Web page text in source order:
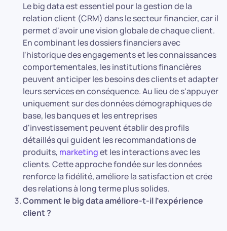
Le big data est essentiel pour la gestion de la
relation client (CRM) dans le secteur financier, car il
permet d'avoir une vision globale de chaque client.
En combinant les dossiers financiers avec
l'historique des engagements et les connaissances
comportementales, les institutions financières
peuvent anticiper les besoins des clients et adapter
leurs services en conséquence. Au lieu de s'appuyer
uniquement sur des données démographiques de
base, les banques et les entreprises
d'investissement peuvent établir des profils
détaillés qui guident les recommandations de
produits, marketinget les interactions avec les
clients. Cette approche fondée sur les données
renforce la fidélité, améliore la satisfaction et crée
des relations à long terme plus solides.
Comment le big data améliore-t-il l'expérience
client ?